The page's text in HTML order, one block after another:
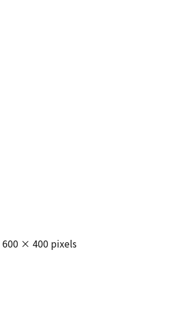
600 × 400 pixels